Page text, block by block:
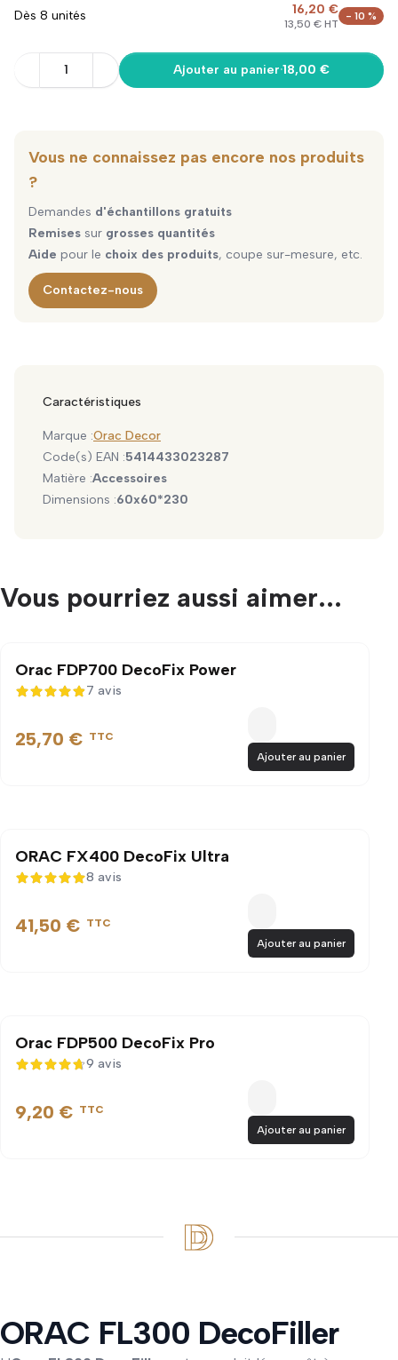
Dès 8 unités 16,20 €
13,50 € HT
- 10 %
1 Ajouter au panier·18,00 €
Vous ne connaissez pas encore nos produits
?
Demandes d'échantillons gratuits
Remises sur grosses quantités
Aide pour le choix des produits, coupe sur-mesure, etc.
Contactez-nous
Caractéristiques
Marque :Orac Decor
Code(s) EAN :5414433023287
Matière :Accessoires
Dimensions :60x60*230
Vous pourriez aussi aimer...
Orac FDP700 DecoFix Power
4,9 sur 5
7 avis
25,70 € TTC
Ajouter au panier
ORAC FX400 DecoFix Ultra
5 sur 5
8 avis
41,50 € TTC
Ajouter au panier
Orac FDP500 DecoFix Pro
4,7 sur 5
9 avis
9,20 € TTC
Ajouter au panier
ORAC FL300 DecoFiller